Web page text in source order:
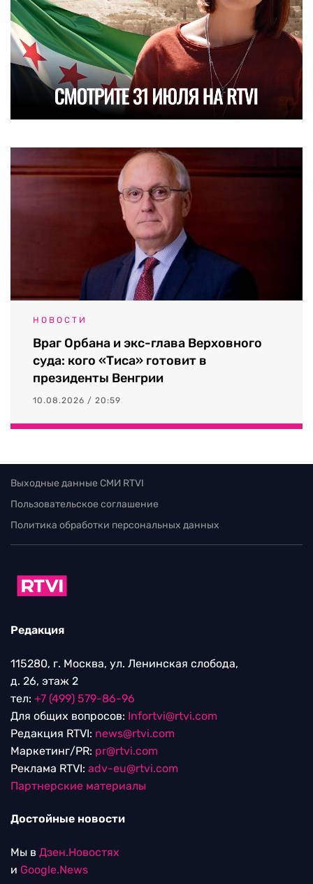
НОВОСТИ
Враг Орбана и экс-глава Верховного
суда: кого «Тиса» готовит в
президенты Венгрии
10.08.2026 / 20:59
Выходные данные СМИ RTVI
Пользовательское соглашение
Политика обработки персональных данных
Редакция
115280, г. Москва, ул. Ленинская слобода,
д. 26, этаж 2
тел: +7 (499) 579-86-96
Для общих вопросов: Infortvi@rtvi.com
Редакция RTVI: news@rtvi.com
Маркетинг/PR: pr@rtvi.com
Реклама RTVI: adv-eu@rtvi.com
Партнерские материалы
Достойные новости
Мы в Дзен.Новостях
и Google.News